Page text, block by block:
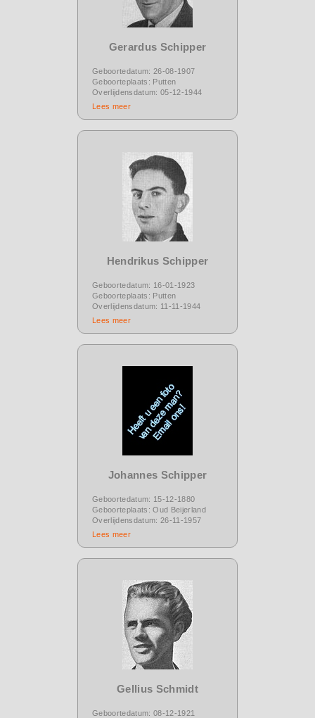
Gerardus Schipper
Geboortedatum: 26-08-1907
Geboorteplaats: Putten
Overlijdensdatum: 05-12-1944
Lees meer
Hendrikus Schipper
Geboortedatum: 16-01-1923
Geboorteplaats: Putten
Overlijdensdatum: 11-11-1944
Lees meer
Johannes Schipper
Geboortedatum: 15-12-1880
Geboorteplaats: Oud Beijerland
Overlijdensdatum: 26-11-1957
Lees meer
Gellius Schmidt
Geboortedatum: 08-12-1921